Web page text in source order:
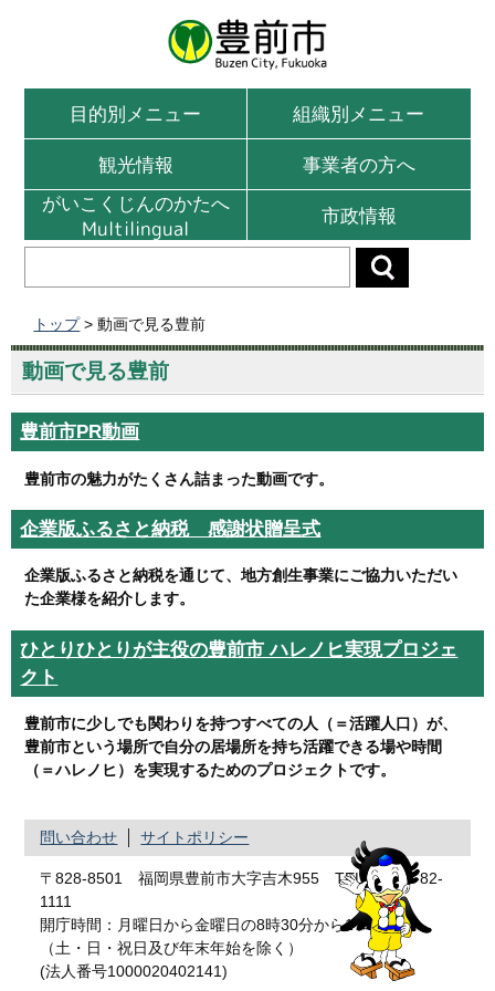
目的別メニュー
組織別メニュー
観光情報
事業者の方へ
がいこくじんのかたへ
Multilingual
市政情報
トップ > 動画で見る豊前
動画で見る豊前
豊前市PR動画
豊前市の魅力がたくさん詰まった動画です。
企業版ふるさと納税 感謝状贈呈式
企業版ふるさと納税を通じて、地方創生事業にご協力いただい
た企業様を紹介します。
ひとりひとりが主役の豊前市 ハレノヒ実現プロジェ
クト
豊前市に少しでも関わりを持つすべての人（＝活躍人口）が、
豊前市という場所で自分の居場所を持ち活躍できる場や時間
（＝ハレノヒ）を実現するためのプロジェクトです。
問い合わせ サイトポリシー
〒828-8501 福岡県豊前市大字吉木955 TEL：0979-82-
1111
開庁時間：月曜日から金曜日の8時30分から17時まで
（土・日・祝日及び年末年始を除く）
(法人番号1000020402141)